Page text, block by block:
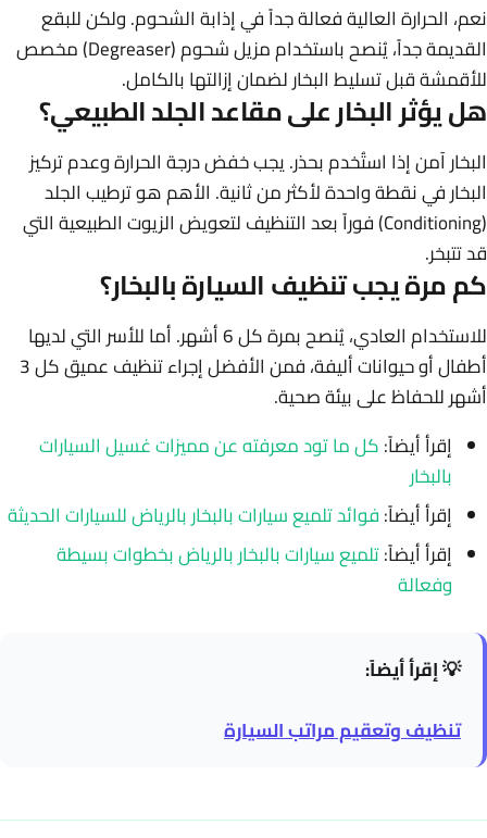
نعم، الحرارة العالية فعالة جداً في إذابة الشحوم. ولكن للبقع
القديمة جداً، يُنصح باستخدام مزيل شحوم (Degreaser) مخصص
للأقمشة قبل تسليط البخار لضمان إزالتها بالكامل.
هل يؤثر البخار على مقاعد الجلد الطبيعي؟
البخار آمن إذا استُخدم بحذر. يجب خفض درجة الحرارة وعدم تركيز
البخار في نقطة واحدة لأكثر من ثانية. الأهم هو ترطيب الجلد
(Conditioning) فوراً بعد التنظيف لتعويض الزيوت الطبيعية التي
قد تتبخر.
كم مرة يجب تنظيف السيارة بالبخار؟
للاستخدام العادي، يُنصح بمرة كل 6 أشهر. أما للأسر التي لديها
أطفال أو حيوانات أليفة، فمن الأفضل إجراء تنظيف عميق كل 3
أشهر للحفاظ على بيئة صحية.
إقرأ أيضاً:كل ما تود معرفته عن مميزات غسيل السيارات
بالبخار
إقرأ أيضاً:فوائد تلميع سيارات بالبخار بالرياض للسيارات الحديثة
إقرأ أيضاً:تلميع سيارات بالبخار بالرياض بخطوات بسيطة
وفعالة
💡 إقرأ أيضاً:
تنظيف وتعقيم مراتب السيارة